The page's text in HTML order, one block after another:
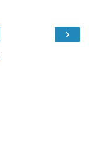
›